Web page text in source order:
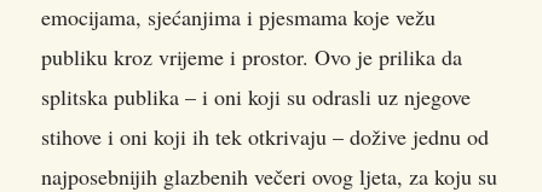
emocijama, sjećanjima i pjesmama koje vežu
publiku kroz vrijeme i prostor. Ovo je prilika da
splitska publika – i oni koji su odrasli uz njegove
stihove i oni koji ih tek otkrivaju – dožive jednu od
najposebnijih glazbenih večeri ovog ljeta, za koju su